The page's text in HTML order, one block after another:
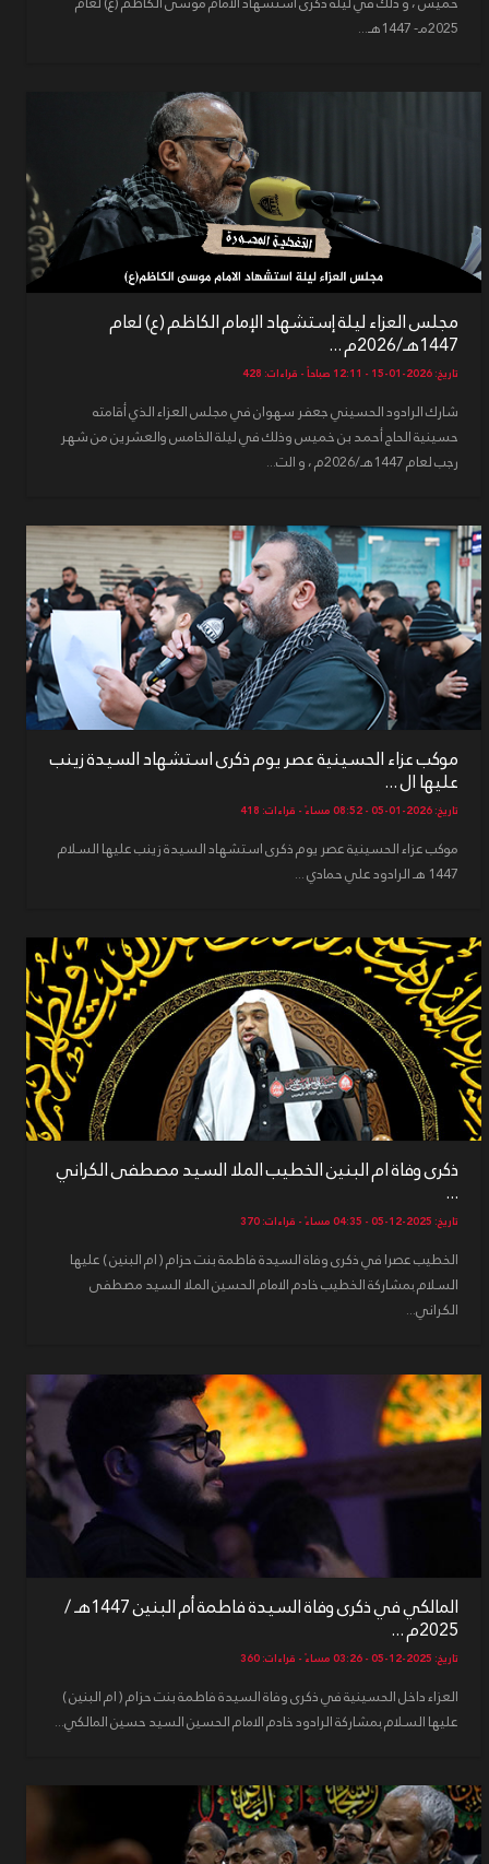
2025مـ- 1447هـ...
مجلس العزاء ليلة إستشهاد الإمام الكاظم (ع) لعام
1447هـ/2026م ...
تاريخ: 2026-01-15 - 12:11 صباحاً - قراءات: 428
شارك الرادود الحسيني جعفر سهوان في مجلس العزاء الذي أقامته
حسينية الحاج أحمد بن خميس وذلك في ليلة الخامس والعشرين من شهر
رجب لعام 1447هـ/2026م ، و الت...
موكب عزاء الحسينية عصر يوم ذكرى استشهاد السيدة زينب
عليها ال ...
تاريخ: 2026-01-05 - 08:52 مساءً - قراءات: 418
موكب عزاء الحسينية عصر يوم ذكرى استشهاد السيدة زينب عليها السلام
1447 هـ الرادود علي حمادي ...
ذكرى وفاة ام البنين الخطيب الملا السيد مصطفى الكراني
...
تاريخ: 2025-12-05 - 04:35 مساءً - قراءات: 370
الخطيب عصرا في ذكرى وفاة السيدة فاطمة بنت حزام ( ام البنين ) عليها
السلام بمشاركة الخطيب خادم الامام الحسين الملا السيد مصطفى
الكراني...
المالكي في ذكرى وفاة السيدة فاطمة أم البنين 1447هـ /
2025م ...
تاريخ: 2025-12-05 - 03:26 مساءً - قراءات: 360
العزاء داخل الحسينية في ذكرى وفاة السيدة فاطمة بنت حزام ( ام البنين )
عليها السلام بمشاركة الرادود خادم الامام الحسين السيد حسين المالكي...